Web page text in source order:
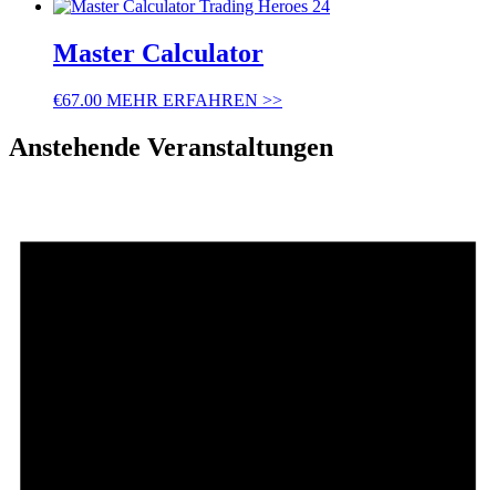
Master Calculator
€67.00 MEHR ERFAHREN >>
Anstehende Veranstaltungen